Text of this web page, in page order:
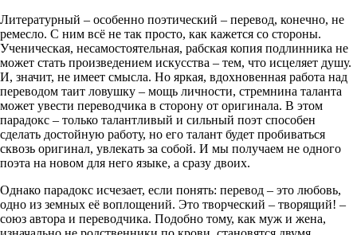
Литературный – особенно поэтический – перевод, конечно, не
ремесло. С ним всё не так просто, как кажется со стороны.
Ученическая, несамостоятельная, рабская копия подлинника не
может стать произведением искусства – тем, что исцеляет душу.
И, значит, не имеет смысла. Но яркая, вдохновенная работа над
переводом таит ловушку – мощь личности, стремнина таланта
может увести переводчика в сторону от оригинала. В этом
парадокс – только талантливый и сильный поэт способен
сделать достойную работу, но его талант будет пробиваться
сквозь оригинал, увлекать за собой. И мы получаем не одного
поэта на новом для него языке, а сразу двоих.
Однако парадокс исчезает, если понять: перевод – это любовь,
одно из земных её воплощений. Это творческий – творящий! –
союз автора и переводчика. Подобно тому, как муж и жена,